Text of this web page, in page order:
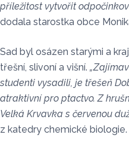
příležitost vytvořit
dodala starostka obce
Sad byl osázen starými a
třešní, slivoní a višní.
studenti vysadili, je třešeň
atraktivní pro ptactvo. Z
Velká Krvavka s červenou
z katedry chemické biologie.